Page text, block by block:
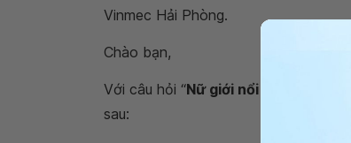
Vinmec Hải Phòng.
Chào bạn,
Với câu hỏi “Nữ giới nổi mụn vùng
sau: